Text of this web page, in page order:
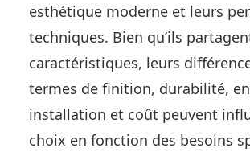
esthétique moderne et leurs
techniques. Bien qu’ils
caractéristiques, leurs
termes de finition, durabilité,
installation et coût peuvent
choix en fonction des besoins